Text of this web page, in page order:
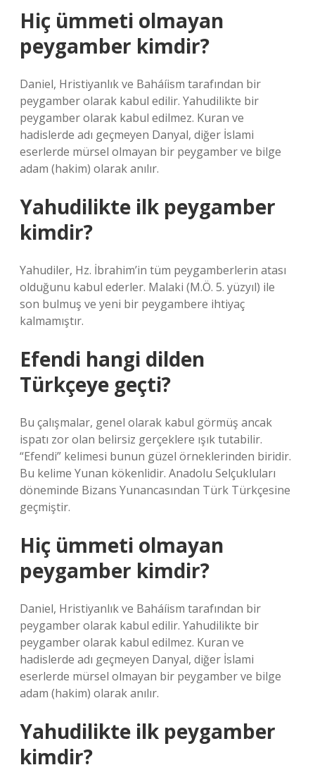
Hiç ümmeti olmayan
peygamber kimdir?
Daniel, Hristiyanlık ve Baháíism tarafından bir
peygamber olarak kabul edilir. Yahudilikte bir
peygamber olarak kabul edilmez. Kuran ve
hadislerde adı geçmeyen Danyal, diğer İslami
eserlerde mürsel olmayan bir peygamber ve bilge
adam (hakim) olarak anılır.
Yahudilikte ilk peygamber
kimdir?
Yahudiler, Hz. İbrahim’in tüm peygamberlerin atası
olduğunu kabul ederler. Malaki (M.Ö. 5. yüzyıl) ile
son bulmuş ve yeni bir peygambere ihtiyaç
kalmamıştır.
Efendi hangi dilden
Türkçeye geçti?
Bu çalışmalar, genel olarak kabul görmüş ancak
ispatı zor olan belirsiz gerçeklere ışık tutabilir.
“Efendi” kelimesi bunun güzel örneklerinden biridir.
Bu kelime Yunan kökenlidir. Anadolu Selçukluları
döneminde Bizans Yunancasından Türk Türkçesine
geçmiştir.
Hiç ümmeti olmayan
peygamber kimdir?
Daniel, Hristiyanlık ve Baháíism tarafından bir
peygamber olarak kabul edilir. Yahudilikte bir
peygamber olarak kabul edilmez. Kuran ve
hadislerde adı geçmeyen Danyal, diğer İslami
eserlerde mürsel olmayan bir peygamber ve bilge
adam (hakim) olarak anılır.
Yahudilikte ilk peygamber
kimdir?